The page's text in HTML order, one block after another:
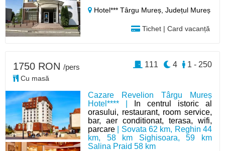
Hotel*** Târgu Mureș,Județul Mureș
Tichet | Card vacanță
Cazare Revelion Târgu Mureș
Hotel**** |
In centrul istoric al
orasului, restaurant, room service,
bar, aer conditionat, terasa, wifi,
parcare | Sovata 62 km, Reghin 44
km, 58 km Sighisoara, 59 km
Salina Praid 58 km
1750 RON /pers
Cu masă
1 - 250
4
111